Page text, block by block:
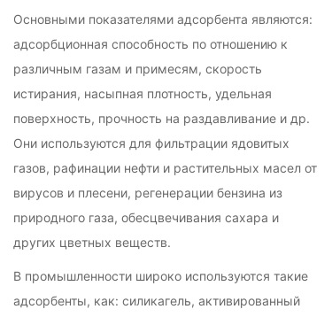
Основными показателями адсорбента являются:
адсорбционная способность по отношению к
различным газам и примесям, скорость
истирания, насыпная плотность, удельная
поверхность, прочность на раздавливание и др.
Они используются для фильтрации ядовитых
газов, рафинации нефти и растительных масел от
вирусов и плесени, регенерации бензина из
природного газа, обесцвечивания сахара и
других цветных веществ.
В промышленности широко используются такие
адсорбенты, как: силикагель, активированный